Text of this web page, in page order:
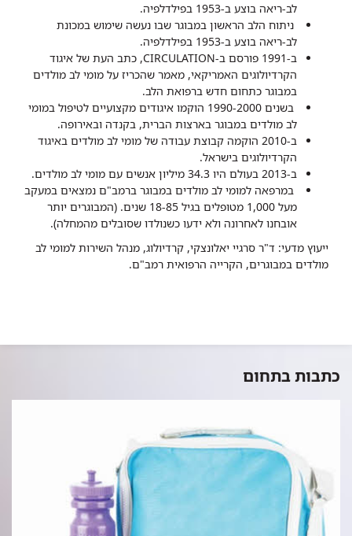
לב-ריאה בוצע ב-1953 בפילדלפיה.
ניתוח הלב הראשון במבוגר שבו נעשה שימוש במכונת
לב-ריאה בוצע ב-1953 בפילדלפיה.
ב-1991 פורסם ב-CIRCULATION, כתב העת של איגוד
הקרדיולוגים האמריקאי, מאמר שהכריז על מומי לב מולדים
במבוגר כתחום חדש ברפואת הלב.
בשנים 1990-2000 הוקמו איגודים מקצועיים לטיפול במומי
לב מולדים במבוגר בארצות הברית, בקנדה ובאירופה.
ב-2010 הוקמה קבוצת עבודה של מומי לב מולדים באיגוד
הקרדיולוגים בישראל.
ב-2013 בעולם היו 34.3 מיליון אנשים עם מומי לב מולדים.
במרפאה למומי לב מולדים במבוגר ברמב"ם נמצאים במעקב
מעל 1,000 מטופלים בגיל 18-85 שנים. (המבוגרים יותר
אובחנו לאחרונה ולא ידעו כשנולדו שסובלים מהמחלה).​
ייעוץ מדעי: ד"ר סרגיי יאלונצקי, קרדיולוג, מנהל השירות למומי לב
מולדים במבוגרים, הקרייה הרפואית רמב"ם.
כתבות בתחום